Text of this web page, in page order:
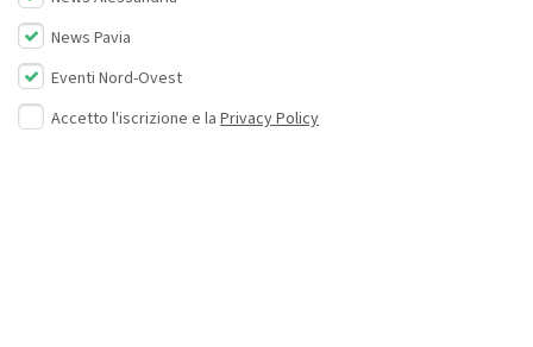
News Pavia
Eventi Nord-Ovest
Accetto l'iscrizione e la Privacy Policy